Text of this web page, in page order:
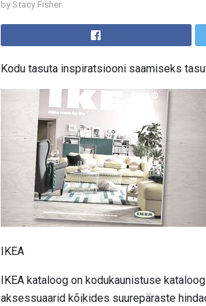
by Stacy Fisher
Kodu tasuta inspiratsiooni saamiseks
IKEA
IKEA kataloog on kodukaunistuse
aksessuaarid kõikides suurepäraste